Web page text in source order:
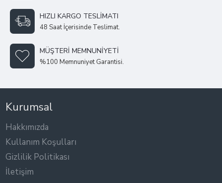
HIZLI KARGO TESLIMATI
48 Saat İçerisinde Teslimat.
MÜŞTERI MEMNUNIYETI
%100 Memnuniyet Garantisi.
Kurumsal
Hakkımızda
Kullanım Koşulları
Gizlilik Politikası
İletişim